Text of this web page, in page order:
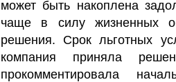
может быть накоплена
чаще в силу жизненных
решения. Срок льготных
компания приняла
прокомментировала